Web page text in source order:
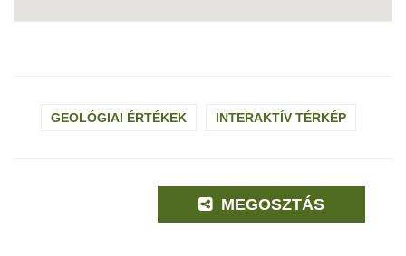
GEOLÓGIAI ÉRTÉKEK INTERAKTÍV TÉRKÉP
MEGOSZTÁS